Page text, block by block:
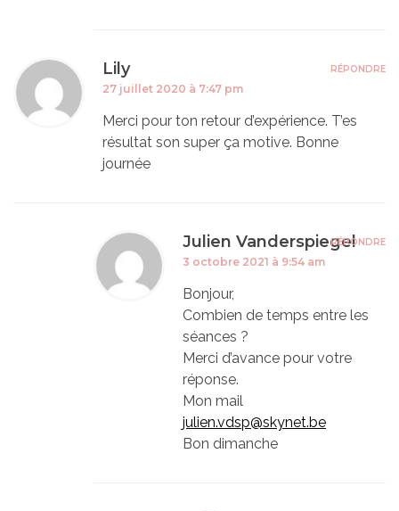
Lily
27 juillet 2020 à 7:47 pm
Merci pour ton retour d’expérience. T’es
résultat son super ça motive. Bonne
journée
RÉPONDRE
Julien Vanderspiegel
3 octobre 2021 à 9:54 am
Bonjour,
Combien de temps entre les
séances ?
Merci d’avance pour votre
réponse.
Mon mail
julien.vdsp@skynet.be
Bon dimanche
RÉPONDRE